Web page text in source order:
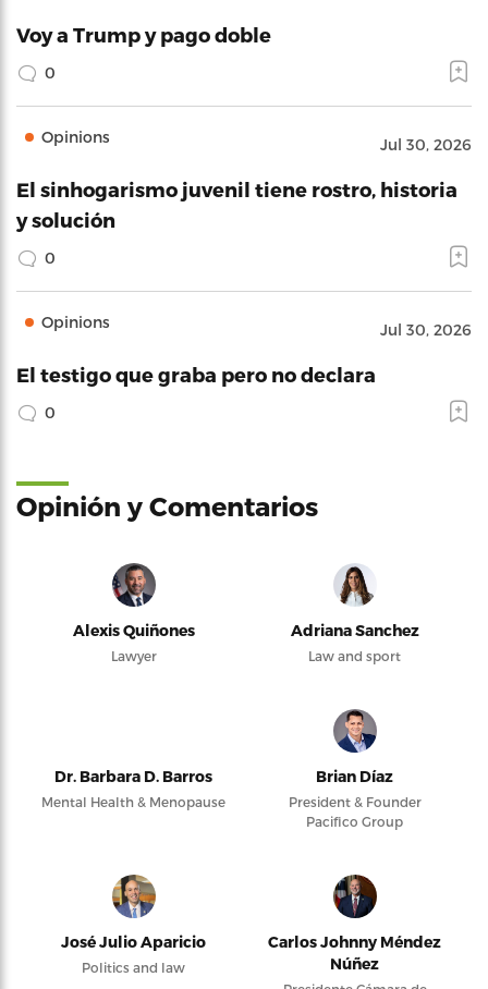
Voy a Trump y pago doble
0
Opinions Jul 30, 2026
El sinhogarismo juvenil tiene rostro, historia
y solución
0
Opinions Jul 30, 2026
El testigo que graba pero no declara
0
Opinión y Comentarios
Alexis Quiñones
Lawyer
Adriana Sanchez
Law and sport
Dr. Barbara D. Barros
Mental Health & Menopause
Brian Díaz
President & Founder
Pacifico Group
José Julio Aparicio
Politics and law
Carlos Johnny Méndez
Núñez